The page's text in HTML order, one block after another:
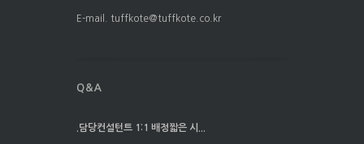
E-mail. tuffkote@tuffkote.co.kr
.담당컨설턴트 1:1 배정짧은 시...